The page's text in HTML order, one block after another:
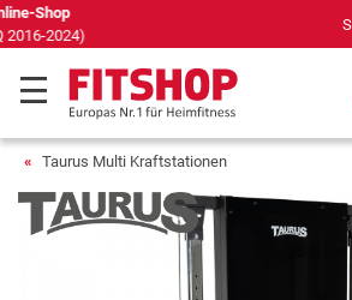
Seit 42 Jahren Ihr Experte für
Taurus Multi Kraftstationen